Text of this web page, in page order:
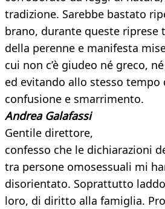
tradizione. Sarebbe bastato
brano, durante queste riprese
della perenne e manifesta
cui non c’è giudeo né greco,
ed evitando allo stesso tempo
confusione e smarrimento.
Andrea Galafassi
Gentile direttore,
confesso che le dichiarazioni
tra persone omosessuali mi
disorientato. Soprattutto
loro, di diritto alla famiglia.